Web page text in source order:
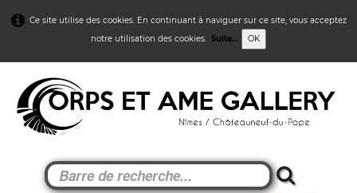
Ce site utilise des cookies. En continuant à naviguer sur ce site, vous acceptez
notre utilisation des cookies. Suite... OK